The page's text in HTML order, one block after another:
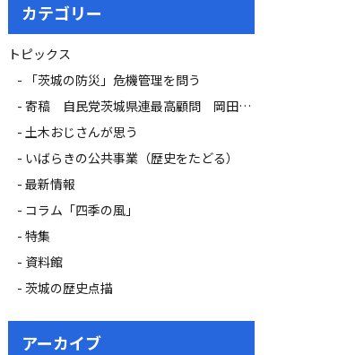
カテゴリー
トピックス
「茨城の防災」危機管理を問う
寄稿 自民党茨城県連最高顧問 岡田 広氏
土木おじさんが思う
いばらきの公共事業（歴史をたどる）
最新情報
コラム「四季の風」
特集
資料館
茨城の歴史点描
アーカイブ